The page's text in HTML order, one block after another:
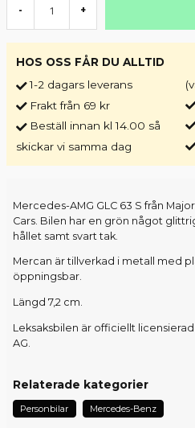
- +
HOS OSS FÅR DU ALLTID
1-2 dagars leverans
Frakt från 69 kr
Beställ innan kl 14.00 så
skickar vi samma dag
Mercedes-AMG GLC 63 S från
Cars. Bilen har en grön något
hållet samt svart tak.
Mercan är tillverkad i metall med
öppningsbar.
Längd 7,2 cm.
Leksaksbilen är officiellt
AG.
Relaterade kategorier
Personbilar Mercedes-Benz